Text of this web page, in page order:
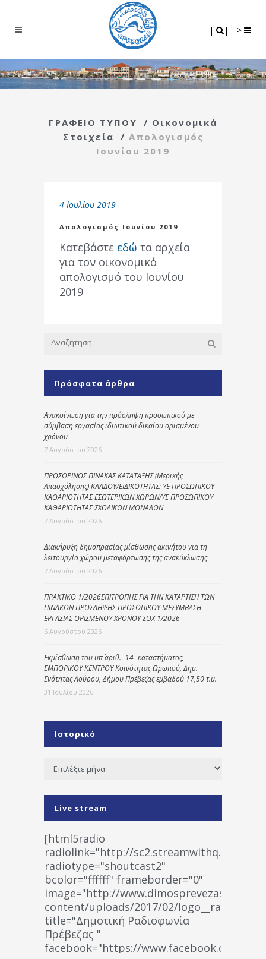
| | ->
ΓΡΑΦΕΙΟ ΤΥΠΟΥ / Οικονομικά
Στοιχεία
/ Απολογισμός
Ιουνίου 2019
4 Ιουλίου 2019
Απολογισμός Ιουνίου 2019
Κατεβάστε εδώ τα αρχεία
για τον οικονομικό
απολογισμό του Ιουνίου
2019
Πρόσφατα άρθρα
Ανακοίνωση για την πρόσληψη προσωπικού με
σύμβαση εργασίας ιδιωτικού δικαίου ορισμένου
χρόνου
7 Αυγούστου 2026
ΠΡΟΣΩΡΙΝΟΣ ΠΙΝΑΚΑΣ ΚΑΤΑΤΑΞΗΣ (Μερικής
Απασχόλησης) ΚΛΑΔΟΥ/ΕΙΔΙΚΟΤΗΤΑΣ: ΥΕ ΠΡΟΣΩΠΙΚΟΥ
ΚΑΘΑΡΙΟΤΗΤΑΣ ΕΣΩΤΕΡΙΚΩΝ ΧΩΡΩΝ/ΥΕ ΠΡΟΣΩΠΙΚΟΥ
ΚΑΘΑΡΙΟΤΗΤΑΣ ΣΧΟΛΙΚΩΝ ΜΟΝΑΔΩΝ
7 Αυγούστου 2026
Διακήρυξη δημοπρασίας μίσθωσης ακινήτου για τη
λειτουργία χώρου μεταφόρτωσης της ανακύκλωσης
7 Αυγούστου 2026
ΠΡΑΚΤΙΚΟ 1/2026ΕΠΙΤΡΟΠΗΣ ΓΙΑ ΤΗΝ ΚΑΤΑΡΤΙΣΗ ΤΩΝ
ΠΙΝΑΚΩΝ ΠΡΟΣΛΗΨΗΣ ΠΡΟΣΩΠΙΚΟΥ ΜΕΣΥΜΒΑΣΗ
ΕΡΓΑΣΙΑΣ ΟΡΙΣΜΕΝΟΥ ΧΡΟΝΟΥ ΣΟΧ 1/2026
6 Αυγούστου 2026
Εκμίσθωση του υπ΄ αριθ. -14- καταστήματος,
ΕΜΠΟΡΙΚΟΥ ΚΕΝΤΡΟΥ Κοινότητας Ωρωπού, Δημ.
Ενότητας Λούρου, Δήμου Πρέβεζας εμβαδού 17,50 τ.μ.
31 Ιουλίου 2026
Ιστορικό
Ιστορικό
Live stream
[html5radio
radiolink="http://
radiotype="shoutcast2"
bcolor="ffffff" frameborder="0"
image="http://www.dimosprevezas.gr/wp-
content/uploads/2017/02/
title="Δημοτική Ραδιοφωνία
Πρέβεζας "
facebook="https://www.facebook.com/